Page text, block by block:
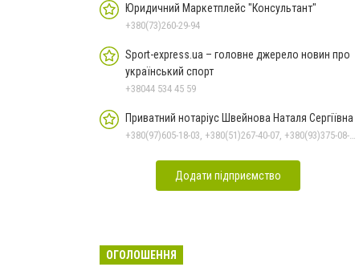
Юридичний Маркетплейс "Консультант"
+380(73)260-29-94
Sport-express.ua – головне джерело новин про
український спорт
+38044 534 45 59
Приватний нотаріус Швейнова Наталя Сергіївна
Додати підприємство
ОГОЛОШЕННЯ